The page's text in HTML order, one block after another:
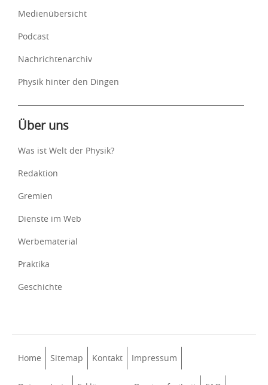
Medienübersicht
Podcast
Nachrichtenarchiv
Physik hinter den Dingen
Über uns
Was ist Welt der Physik?
Redaktion
Gremien
Dienste im Web
Werbematerial
Praktika
Geschichte
Home Sitemap Kontakt Impressum